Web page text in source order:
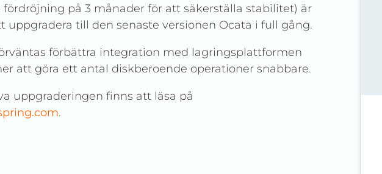
fördröjning på 3 månader för att säkerställa stabilitet) är
uppgradera till den senaste versionen Ocata i full gång.
förbättra integration med lagringsplattformen
att göra ett antal diskberoende operationer snabbare.
uppgraderingen finns att läsa på
.